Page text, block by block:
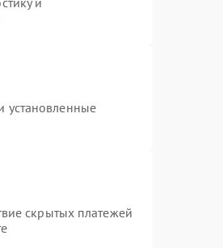
установленные
скрытых платежей